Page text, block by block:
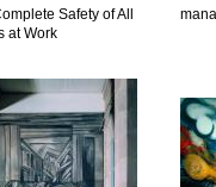
Safety of All
at Work